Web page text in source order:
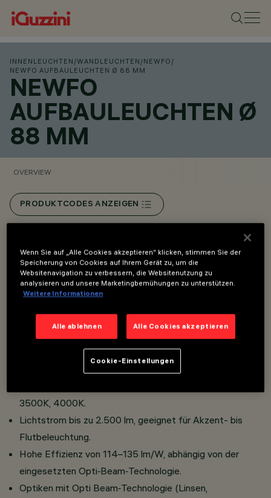
INNENLEUCHTEN /WANDLEUCHTEN /NEWFO /
NEWFO AUFBAULEUCHTEN Ø 88 MM
NEWFO
AUFBAULEUCHTEN Ø
88 MM
OVERVIEW
PRODUKTCODES ANZEIGEN
Overview
Spot‑Monopoint‑Versionen mit Aufputz‑ oder
Einbaurosette für eine unauffällige Integration in jede
Umgebung.
Schutzklasse III mit externen Treibern, die je nach
Konfiguration in verschiedenen Steuerungsarten
3500K, 4000K.
Lichtstrom bis zu 2.500 lm, geeignet für Akzent- bis
Flutbeleuchtung.
Hohe Effizienz von 114–135 lm/W, abhängig von der
eingesetzten Opti‑Beam‑Technologie.
Optiken mit Opti Beam‑Technologie (Linsen,
Wenn Sie auf „Alle Cookies akzeptieren“ klicken, stimmen Sie der
Speicherung von Cookies auf Ihrem Gerät zu, um die
Websitenavigation zu verbessern, die Websitenutzung zu
analysieren und unsere Marketingbemühungen zu unterstützen.
Weitere Informationen
Alle ablehnen Alle Cookies akzeptieren
Cookie-Einstellungen